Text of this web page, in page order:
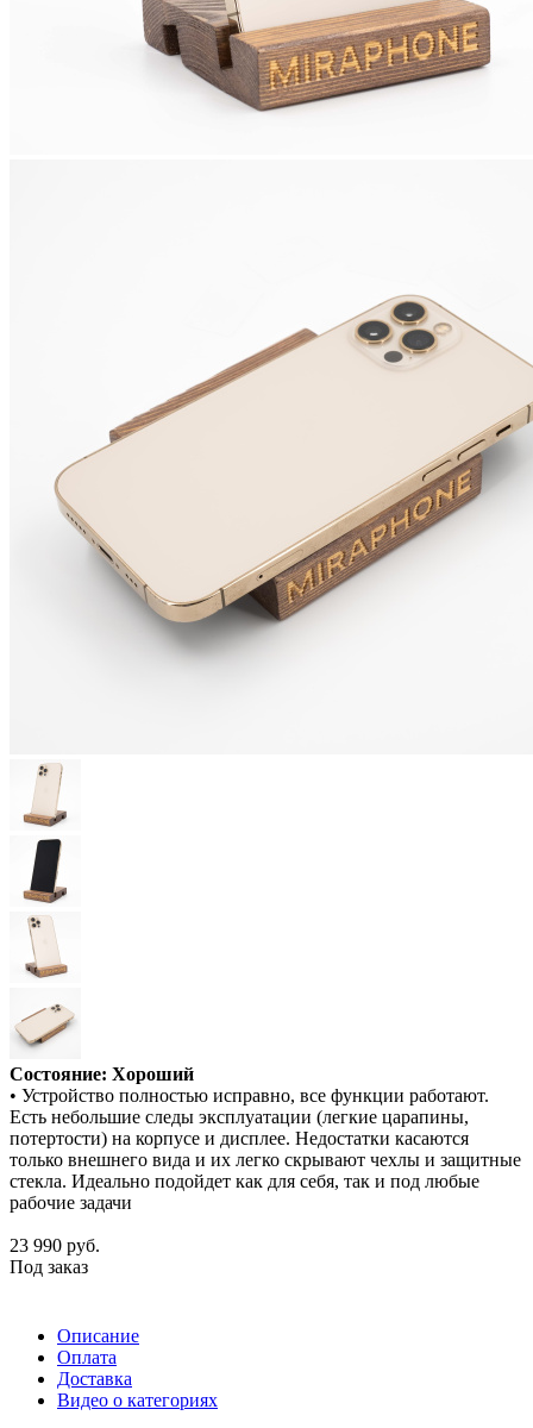
Состояние: Хороший
• Устройство полностью исправно, все функции работают.
Есть небольшие следы эксплуатации (легкие царапины,
потертости) на корпусе и дисплее. Недостатки касаются
только внешнего вида и их легко скрывают чехлы и защитные
стекла. Идеально подойдет как для себя, так и под любые
рабочие задачи
23 990 руб.
Под заказ
Описание
Оплата
Доставка
Видео о категориях